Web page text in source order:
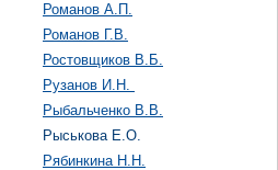
Романов А.П.
Романов Г.В.
Ростовщиков В.Б.
Рузанов И.Н.
Рыбальченко В.В.
Рыськова Е.О.
Рябинкина Н.Н.